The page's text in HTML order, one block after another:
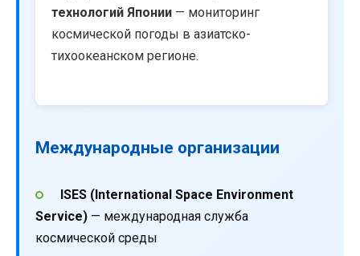
технологий Японии — мониторинг
космической погоды в азиатско-
тихоокеанском регионе.
Международные организации
ISES (International Space Environment
Service) — международная служба
космической среды